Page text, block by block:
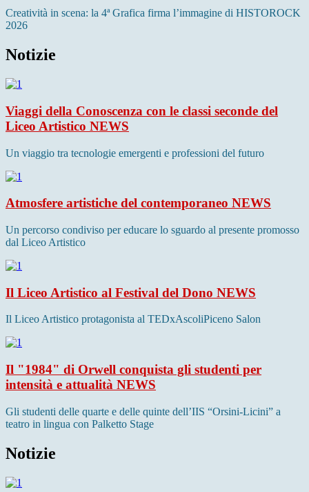
Creatività in scena: la 4ª Grafica firma l’immagine di HISTOROCK
2026
Notizie
Viaggi della Conoscenza con le classi seconde del
Liceo Artistico NEWS
Un viaggio tra tecnologie emergenti e professioni del futuro
Atmosfere artistiche del contemporaneo NEWS
Un percorso condiviso per educare lo sguardo al presente promosso
dal Liceo Artistico
Il Liceo Artistico al Festival del Dono NEWS
Il Liceo Artistico protagonista al TEDxAscoliPiceno Salon
Il "1984" di Orwell conquista gli studenti per
intensità e attualità NEWS
Gli studenti delle quarte e delle quinte dell’IIS “Orsini-Licini” a
teatro in lingua con Palketto Stage
Notizie